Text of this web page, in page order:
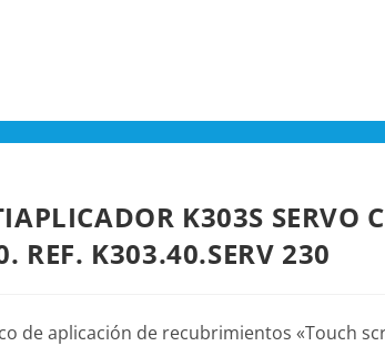
K303S SERVO
REF. K303.40.SERV 230
de aplicación de recubrimientos «Touch